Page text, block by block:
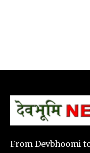
From Devbhoomi